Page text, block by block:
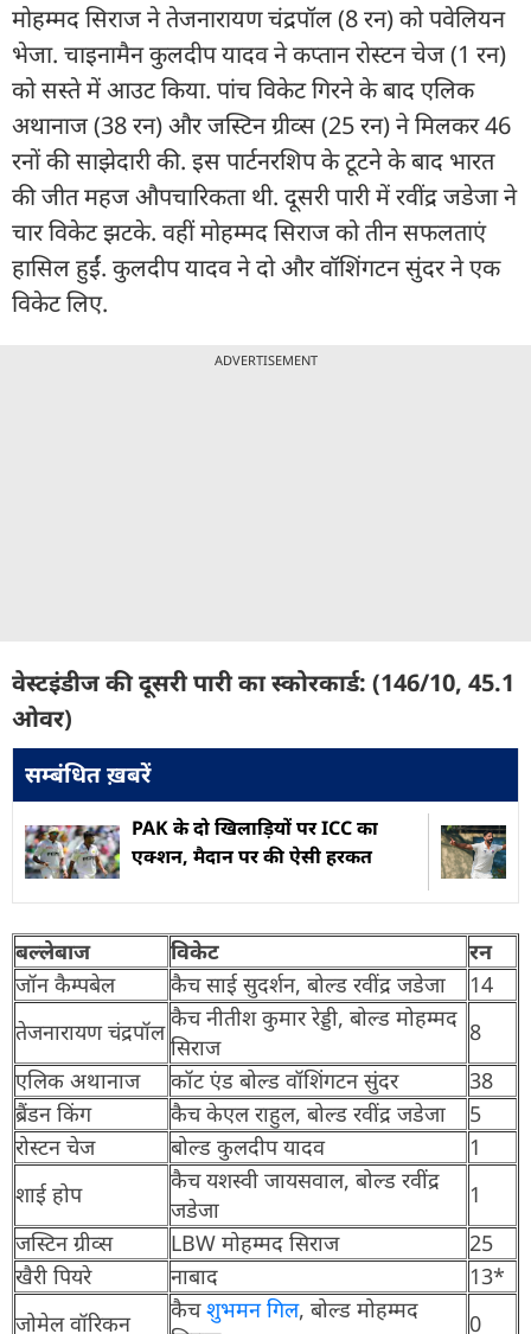
मोहम्मद सिराज ने तेजनारायण चंद्रपॉल (8 रन) को पवेलियन
भेजा. चाइनामैन कुलदीप यादव ने कप्तान रोस्टन चेज (1 रन)
को सस्ते में आउट किया. पांच विकेट गिरने के बाद एलिक
अथानाज (38 रन) और जस्टिन ग्रीव्स (25 रन) ने मिलकर 46
रनों की साझेदारी की. इस पार्टनरशिप के टूटने के बाद भारत
की जीत महज औपचारिकता थी. दूसरी पारी में रवींद्र जडेजा ने
चार विकेट झटके. वहीं मोहम्मद सिराज को तीन सफलताएं
हासिल हुईं. कुलदीप यादव ने दो और वॉशिंगटन सुंदर ने एक
विकेट लिए.
ADVERTISEMENT
वेस्टइंडीज की दूसरी पारी का स्कोरकार्ड: (146/10, 45.1
ओवर)
सम्बंधित ख़बरें
PAK के दो खिलाड़ियों पर ICC का
एक्शन, मैदान पर की ऐसी हरकत
बल्लेबाज विकेट
रन
जॉन कैम्पबेल
कैच साई सुदर्शन, बोल्ड रवींद्र जडेजा
14
तेजनारायण चंद्रपॉल कैच नीतीश कुमार रेड्डी, बोल्ड मोहम्मद
सिराज
8
एलिक अथानाज
कॉट एंड बोल्ड वॉशिंगटन सुंदर
38
ब्रैंडन किंग
कैच केएल राहुल, बोल्ड रवींद्र जडेजा
5
रोस्टन चेज
बोल्ड कुलदीप यादव
1
शाई होप
कैच यशस्वी जायसवाल, बोल्ड रवींद्र
जडेजा
1
जस्टिन ग्रीव्स
LBW मोहम्मद सिराज
25
खैरी पियरे
नाबाद
13*
जोमेल वॉरिकन
कैचशुभमन गिल, बोल्ड मोहम्मद
0